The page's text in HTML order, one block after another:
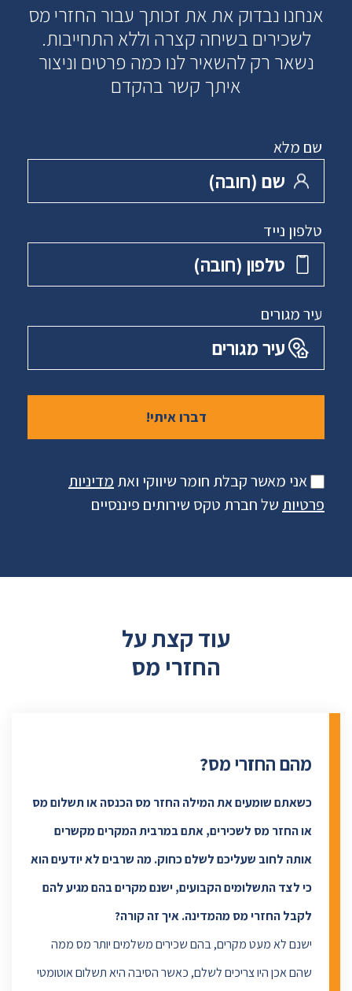
אנחנו נבדוק את את זכותך עבור החזרי מס
לשכירים בשיחה קצרה וללא התחייבות.
נשאר רק להשאיר לנו כמה פרטים וניצור
איתך קשר בהקדם
שם מלא
שם ‏(חובה)
טלפון נייד
טלפון ‏(חובה)
עיר מגורים
עיר מגורים
אני מאשר קבלת חומר שיווקי ואת מדיניות
פרטיות של חברת טקס שירותים פיננסיים
עוד קצת על
החזרי מס
מהם החזרי מס?
כשאתם שומעים את המילה החזר מס הכנסה או תשלום מס
או החזר מס לשכירים, אתם במרבית המקרים מקשרים
אותה לחוב שעליכם לשלם כחוק. מה שרבים לא יודעים הוא
כי לצד התשלומים הקבועים, ישנם מקרים בהם מגיע להם
לקבל החזרי מס מהמדינה. איך זה קורה?
ישנם לא מעט מקרים, בהם שכירים משלמים יותר מס ממה
שהם אכן היו צריכים לשלם, כאשר הסיבה היא תשלום אוטומטי